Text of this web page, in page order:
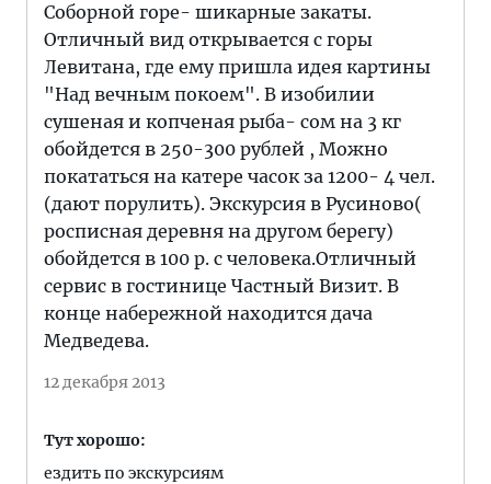
Соборной горе- шикарные закаты.
Отличный вид открывается с горы
Левитана, где ему пришла идея картины
"Над вечным покоем". В изобилии
сушеная и копченая рыба- сом на 3 кг
обойдется в 250-300 рублей , Можно
покататься на катере часок за 1200- 4 чел.
(дают порулить). Экскурсия в Русиново(
росписная деревня на другом берегу)
обойдется в 100 р. с человека.Отличный
сервис в гостинице Частный Визит. В
конце набережной находится дача
Медведева.
12 декабря 2013
Тут хорошо:
ездить по экскурсиям